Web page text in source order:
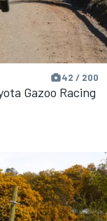
42 / 200
Gazoo Racing